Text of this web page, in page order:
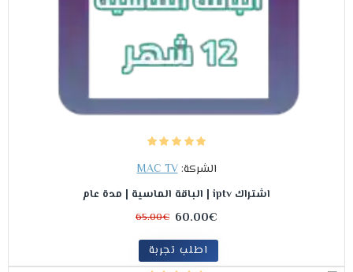
الشركة: MAC TV
اشتراك iptv | الباقة الماسية | مدة عام
60.00€
65.00€
اطلب تجربة